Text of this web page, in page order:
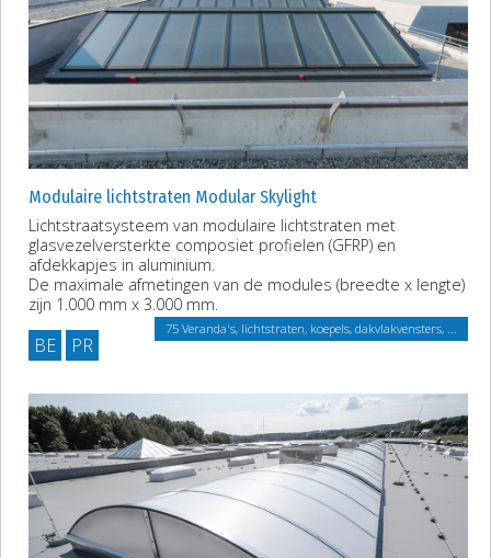
Modulaire lichtstraten Modular Skylight
Lichtstraatsysteem van modulaire lichtstraten met
glasvezelversterkte composiet profielen (GFRP) en
afdekkapjes in aluminium.
De maximale afmetingen van de modules (breedte x lengte)
zijn 1.000 mm x 3.000 mm.
BE PR
75 Veranda's, lichtstraten, koepels, dakvlakvensters, ...